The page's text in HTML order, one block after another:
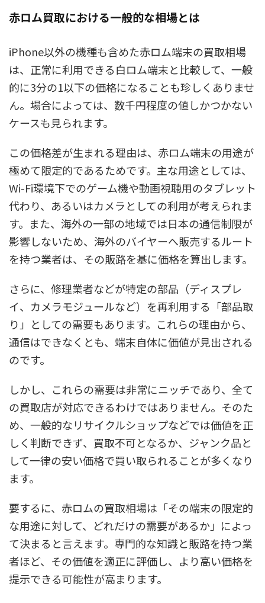
赤ロム買取における一般的な相場とは
iPhone以外の機種も含めた赤ロム端末の買取相場
は、正常に利用できる白ロム端末と比較して、一般
的に3分の1以下の価格になることも珍しくありませ
ん。場合によっては、数千円程度の値しかつかない
ケースも見られます。
この価格差が生まれる理由は、赤ロム端末の用途が
極めて限定的であるためです。主な用途としては、
Wi-Fi環境下でのゲーム機や動画視聴用のタブレット
代わり、あるいはカメラとしての利用が考えられま
す。また、海外の一部の地域では日本の通信制限が
影響しないため、海外のバイヤーへ販売するルート
を持つ業者は、その販路を基に価格を算出します。
さらに、修理業者などが特定の部品（ディスプレ
イ、カメラモジュールなど）を再利用する「部品取
り」としての需要もあります。これらの理由から、
通信はできなくとも、端末自体に価値が見出される
のです。
しかし、これらの需要は非常にニッチであり、全て
の買取店が対応できるわけではありません。そのた
め、一般的なリサイクルショップなどでは価値を正
しく判断できず、買取不可となるか、ジャンク品と
して一律の安い価格で買い取られることが多くなり
ます。
要するに、赤ロムの買取相場は「その端末の限定的
な用途に対して、どれだけの需要があるか」によっ
て決まると言えます。専門的な知識と販路を持つ業
者ほど、その価値を適正に評価し、より高い価格を
提示できる可能性が高まります。